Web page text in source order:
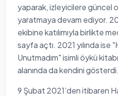
yaparak, izleyicilere güncel
yaratmaya devam ediyor.
ekibine katılımıyla birlikte
sayfa açtı. 2021 yılında ise
Unutmadım" isimli öykü
alanında da kendini gösterdi.
9 Şubat 2021’den itibaren